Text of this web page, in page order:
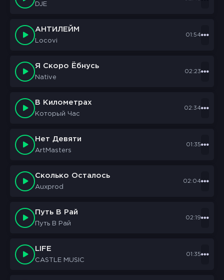
DJE
АНТИЛЕЙМ
Locovi
01:54
Я Скоро Ёбнусь
Native
02:23
В Километрах
Который Час
02:34
Нет Девяти
ArtMasters
01:35
Сколько Осталось
Auxprod
02:04
Путь В Рай
Путь В Рай
02:19
LIFE
CASTLE MUSIC
01:35